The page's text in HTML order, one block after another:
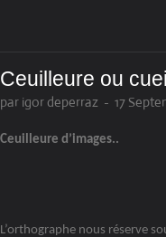
Ceuilleure ou
par igor deperraz - 17
Ceuilleure d’images..
L’orthographe nous réserve